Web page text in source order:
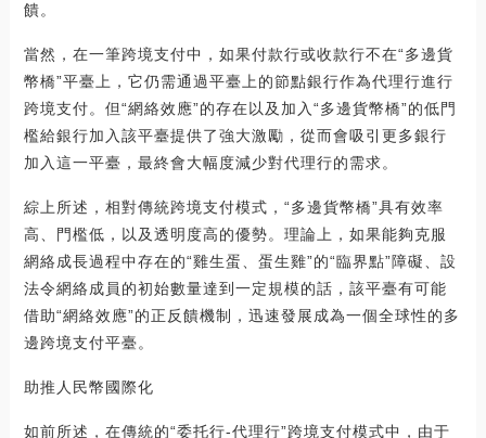
饋。
當然，在一筆跨境支付中，如果付款行或收款行不在“多邊貨
幣橋”平臺上，它仍需通過平臺上的節點銀行作為代理行進行
跨境支付。但“網絡效應”的存在以及加入“多邊貨幣橋”的低門
檻給銀行加入該平臺提供了強大激勵，從而會吸引更多銀行
加入這一平臺，最終會大幅度減少對代理行的需求。
綜上所述，相對傳統跨境支付模式，“多邊貨幣橋”具有效率
高、門檻低，以及透明度高的優勢。理論上，如果能夠克服
網絡成長過程中存在的“雞生蛋、蛋生雞”的“臨界點”障礙、設
法令網絡成員的初始數量達到一定規模的話，該平臺有可能
借助“網絡效應”的正反饋機制，迅速發展成為一個全球性的多
邊跨境支付平臺。
助推人民幣國際化
如前所述，在傳統的“委托行-代理行”跨境支付模式中，由于